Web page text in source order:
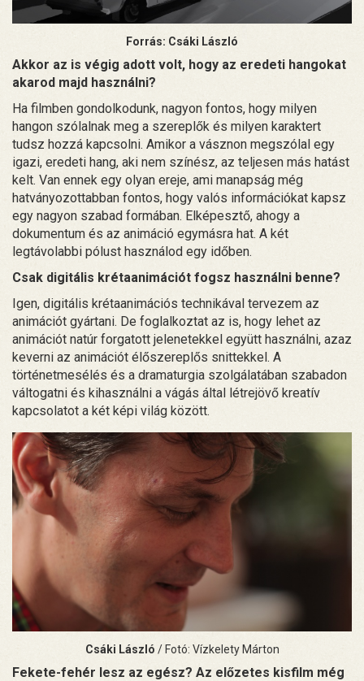
Forrás: Csáki László
Akkor az is végig adott volt, hogy az eredeti hangokat
akarod majd használni?
Ha filmben gondolkodunk, nagyon fontos, hogy milyen
hangon szólalnak meg a szereplők és milyen karaktert
tudsz hozzá kapcsolni. Amikor a vásznon megszólal egy
igazi, eredeti hang, aki nem színész, az teljesen más hatást
kelt. Van ennek egy olyan ereje, ami manapság még
hatványozottabban fontos, hogy valós információkat kapsz
egy nagyon szabad formában. Elképesztő, ahogy a
dokumentum és az animáció egymásra hat. A két
legtávolabbi pólust használod egy időben.
Csak digitális krétaanimációt fogsz használni benne?
Igen, digitális krétaanimációs technikával tervezem az
animációt gyártani. De foglalkoztat az is, hogy lehet az
animációt natúr forgatott jelenetekkel együtt használni, azaz
keverni az animációt élőszereplős snittekkel. A
történetmesélés és a dramaturgia szolgálatában szabadon
váltogatni és kihasználni a vágás által létrejövő kreatív
kapcsolatot a két képi világ között.
Csáki László / Fotó: Vízkelety Márton
Fekete-fehér lesz az egész? Az előzetes kisfilm még